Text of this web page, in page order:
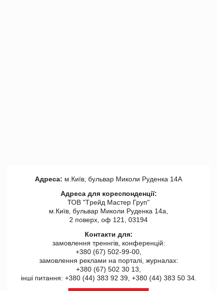
Адреса: м.Київ, бульвар Миколи Руденка 14А
Адреса для кореспонденції:
ТОВ "Tрейд Мастер Груп"
м.Київ, бульвар Миколи Руденка 14а,
2 поверх, оф 121, 03194
Контакти для:
замовлення треннгів, конференцій:
+380 (67) 502-99-00,
замовлення реклами на порталі, журналах:
+380 (67) 502 30 13,
інші питання: +380 (44) 383 92 39, +380 (44) 383 50 34.